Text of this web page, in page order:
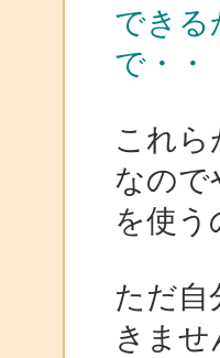
できる
で・・
これ
なので
を使う
ただ自
きませ